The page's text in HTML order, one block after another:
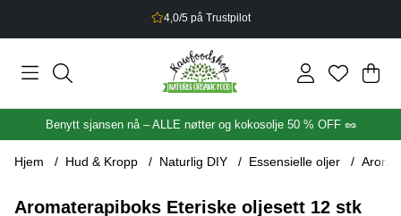
2,5% bonus på alt du handler
.
Benytt sjansen nå – ALLE nøtter og kokosolje 50 % OFF 🥜
Hjem Hud & Kropp Naturlig DIY Essensielle oljer
Aromaterapiboks Eteriske oljesett 12 stk